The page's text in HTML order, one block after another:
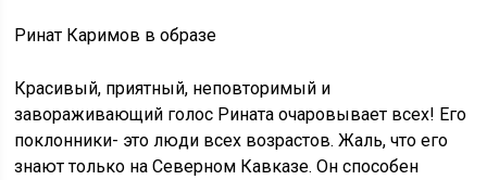
Ринат Каримов в образе
Красивый, приятный, неповторимый и
завораживающий голос Рината очаровывает всех! Его
поклонники- это люди всех возрастов. Жаль, что его
знают только на Северном Кавказе. Он способен